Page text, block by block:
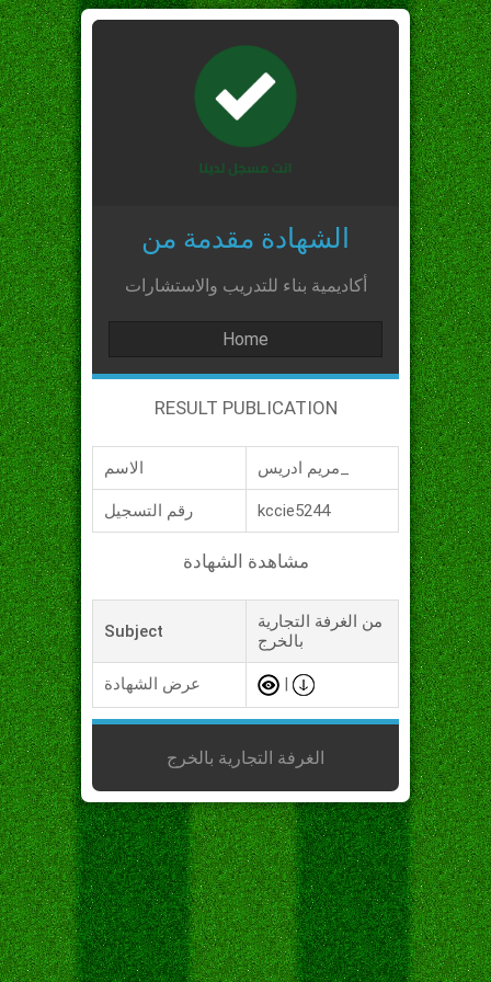
الشهادة مقدمة من
أكاديمية بناء للتدريب والاستشارات
Home
RESULT PUBLICATION
الاسم
رقم التسجيل kccie5244
مشاهدة الشهادة
Subject
من الغرفة التجارية
بالخرج
عرض الشهادة
الغرفة التجارية بالخرج